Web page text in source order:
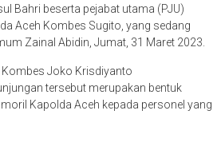
Bahri beserta pejabat utama (PJU)
Aceh Kombes Sugito, yang sedang
Zainal Abidin, Jumat, 31 Maret 2023.
Joko Krisdiyanto
tersebut merupakan bentuk
Kapolda Aceh kepada personel yang